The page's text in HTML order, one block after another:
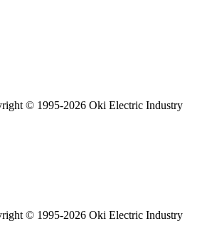
© 1995-2026 Oki Electric Industry
© 1995-2026 Oki Electric Industry